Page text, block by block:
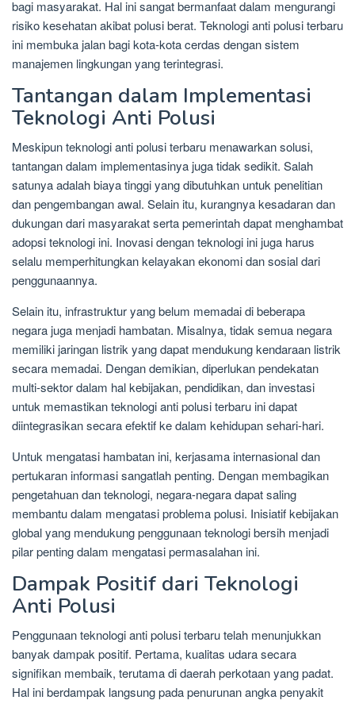
bagi masyarakat. Hal ini sangat bermanfaat dalam mengurangi
risiko kesehatan akibat polusi berat. Teknologi anti polusi terbaru
ini membuka jalan bagi kota-kota cerdas dengan sistem
manajemen lingkungan yang terintegrasi.
Tantangan dalam Implementasi
Teknologi Anti Polusi
Meskipun teknologi anti polusi terbaru menawarkan solusi,
tantangan dalam implementasinya juga tidak sedikit. Salah
satunya adalah biaya tinggi yang dibutuhkan untuk penelitian
dan pengembangan awal. Selain itu, kurangnya kesadaran dan
dukungan dari masyarakat serta pemerintah dapat menghambat
adopsi teknologi ini. Inovasi dengan teknologi ini juga harus
selalu memperhitungkan kelayakan ekonomi dan sosial dari
penggunaannya.
Selain itu, infrastruktur yang belum memadai di beberapa
negara juga menjadi hambatan. Misalnya, tidak semua negara
memiliki jaringan listrik yang dapat mendukung kendaraan listrik
secara memadai. Dengan demikian, diperlukan pendekatan
multi-sektor dalam hal kebijakan, pendidikan, dan investasi
untuk memastikan teknologi anti polusi terbaru ini dapat
diintegrasikan secara efektif ke dalam kehidupan sehari-hari.
Untuk mengatasi hambatan ini, kerjasama internasional dan
pertukaran informasi sangatlah penting. Dengan membagikan
pengetahuan dan teknologi, negara-negara dapat saling
membantu dalam mengatasi problema polusi. Inisiatif kebijakan
global yang mendukung penggunaan teknologi bersih menjadi
pilar penting dalam mengatasi permasalahan ini.
Dampak Positif dari Teknologi
Anti Polusi
Penggunaan teknologi anti polusi terbaru telah menunjukkan
banyak dampak positif. Pertama, kualitas udara secara
signifikan membaik, terutama di daerah perkotaan yang padat.
Hal ini berdampak langsung pada penurunan angka penyakit